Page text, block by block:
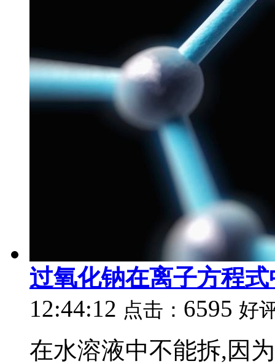
过氧化钠在离子方程
12:44:12 点击： 6595 好
在水溶液中不能拆,因